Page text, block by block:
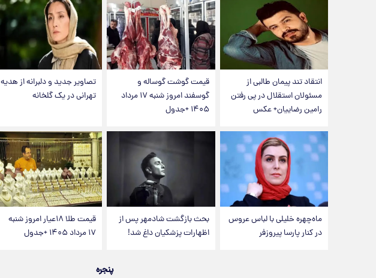
انتقاد تند پیمان طالبی از
مسئولان استقلال در پی رفتن
رامین رضاییان+ عکس
قیمت گوشت گوساله و
گوسفند امروز شنبه ۱۷ مرداد
۱۴۰۵ +جدول
تصاویر جدید و دلبرانه از هدیه
تهرانی در یک گلخانه
ماه‌چهره خلیلی با لباس عروس
در کنار پارسا پیروزفر
بحث بازگشت شادمهر پس از
اظهارات پزشکیان داغ شد!
قیمت طلا ۱۸عیار امروز شنبه
۱۷ مرداد ۱۴۰۵ +جدول
پنجره